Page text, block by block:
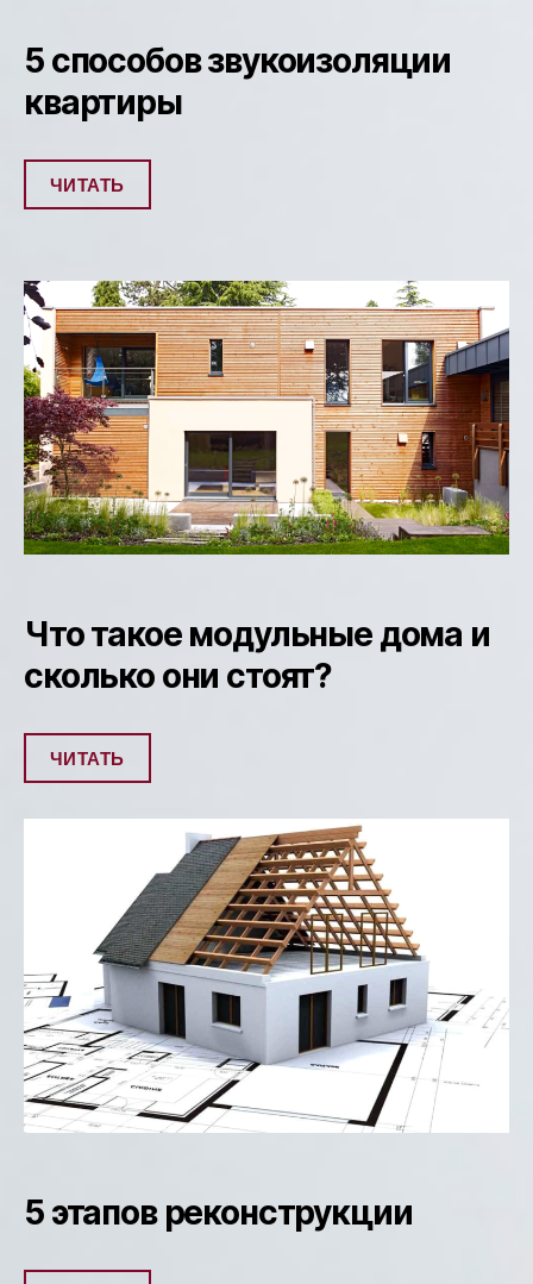
5 способов звукоизоляции
квартиры
ЧИТАТЬ
Что такое модульные дома и
сколько они стоят?
ЧИТАТЬ
5 этапов реконструкции